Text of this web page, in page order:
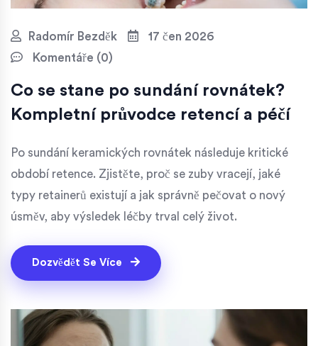
Radomír Bezděk
17 čen 2026
Komentáře (0)
Co se stane po sundání rovnátek?
Kompletní průvodce retencí a péčí
Po sundání keramických rovnátek následuje kritické
období retence. Zjistěte, proč se zuby vracejí, jaké
typy retainerů existují a jak správně pečovat o nový
úsměv, aby výsledek léčby trval celý život.
Dozvědět Se Více